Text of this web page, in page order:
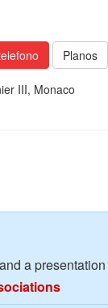
Planos
III, Monaco
a